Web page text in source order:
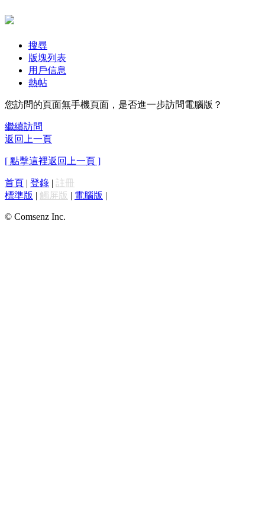
搜尋
版塊列表
用戶信息
熱帖
您訪問的頁面無手機頁面，是否進一步訪問電腦版？
繼續訪問
返回上一頁
[ 點擊這裡返回上一頁 ]
首頁 | 登錄 | 註冊
標準版 | 觸屏版 | 電腦版 |
© Comsenz Inc.